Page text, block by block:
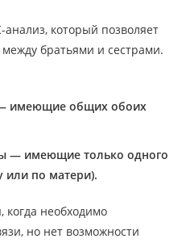
который позволяет
братьями и сестрами.
имеющие общих обоих
— имеющие только одного
или по матери).
когда необходимо
но нет возможности